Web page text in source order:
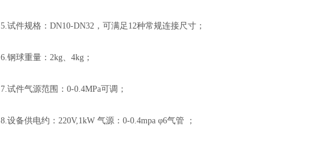
5.试件规格：DN10-DN32，可满足12种常规连接尺寸；
6.钢球重量：2kg、4kg；
7.试件气源范围：0-0.4MPa可调；
8.设备供电约：220V,1kW 气源：0-0.4mpa φ6气管 ；